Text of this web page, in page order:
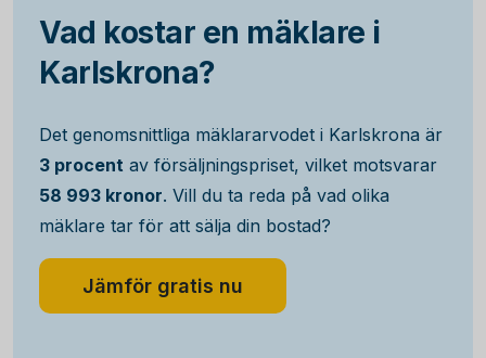
Vad kostar en mäklare i
Karlskrona?
Det genomsnittliga mäklararvodet i Karlskrona är
3 procent av försäljningspriset, vilket motsvarar
58 993 kronor. Vill du ta reda på vad olika
mäklare tar för att sälja din bostad?
Jämför gratis nu